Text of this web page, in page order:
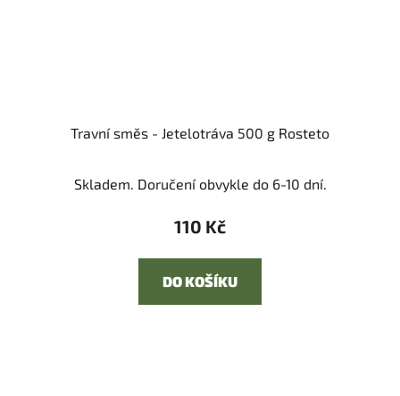
Travní směs - Jetelotráva 500 g Rosteto
Skladem. Doručení obvykle do 6-10 dní.
110 Kč
DO KOŠÍKU